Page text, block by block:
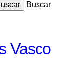
Buscar
Vasco